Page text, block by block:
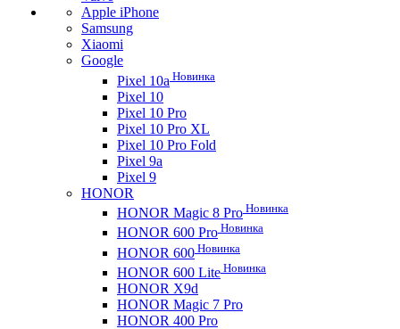
Apple iPhone
Samsung
Xiaomi
Google
Pixel 10a Новинка
Pixel 10
Pixel 10 Pro
Pixel 10 Pro XL
Pixel 10 Pro Fold
Pixel 9a
Pixel 9
HONOR
HONOR Magic 8 Pro Новинка
HONOR 600 Pro Новинка
HONOR 600 Новинка
HONOR 600 Lite Новинка
HONOR X9d
HONOR Magic 7 Pro
HONOR 400 Pro